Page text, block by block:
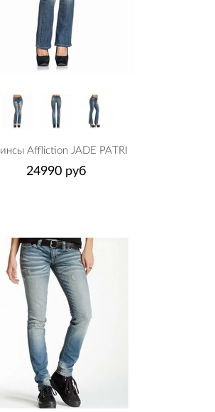
Affliction JADE PATRI
24990 руб